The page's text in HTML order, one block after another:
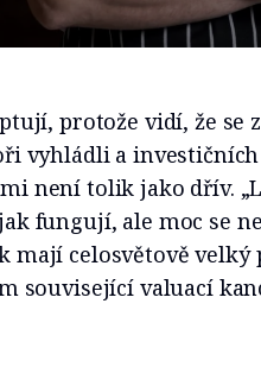
protože vidí, že se
vyhládli a
není tolik jako dřív.
fungují, ale moc se
mají celosvětově
související valuací